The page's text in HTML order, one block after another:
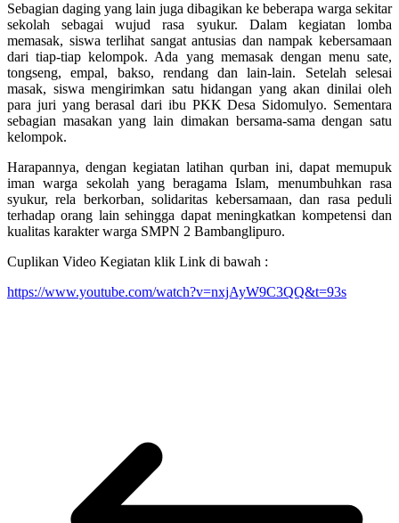
Sebagian daging yang lain juga dibagikan ke beberapa warga sekitar
sekolah sebagai wujud rasa syukur. Dalam kegiatan lomba
memasak, siswa terlihat sangat antusias dan nampak kebersamaan
dari tiap-tiap kelompok. Ada yang memasak dengan menu sate,
tongseng, empal, bakso, rendang dan lain-lain. Setelah selesai
masak, siswa mengirimkan satu hidangan yang akan dinilai oleh
para juri yang berasal dari ibu PKK Desa Sidomulyo. Sementara
sebagian masakan yang lain dimakan bersama-sama dengan satu
kelompok.
Harapannya, dengan kegiatan latihan qurban ini, dapat memupuk
iman warga sekolah yang beragama Islam, menumbuhkan rasa
syukur, rela berkorban, solidaritas kebersamaan, dan rasa peduli
terhadap orang lain sehingga dapat meningkatkan kompetensi dan
kualitas karakter warga SMPN 2 Bambanglipuro.
Cuplikan Video Kegiatan klik Link di bawah :
https://www.youtube.com/watch?v=nxjAyW9C3QQ&t=93s